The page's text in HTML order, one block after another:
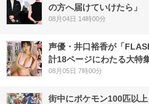
の方へ届けていけたら」
08月04日 14時00分
声優・井口裕香が「
計18ページにわたる大特
08月05日 7時00分
街中にポケモン100匹以